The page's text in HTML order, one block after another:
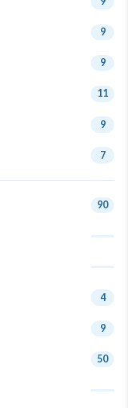
9
9
11
9
7
90
4
9
50